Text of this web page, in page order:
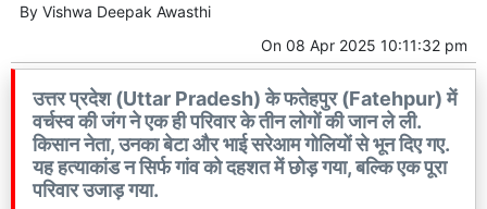
By Vishwa Deepak Awasthi
On 08 Apr 2025 10:11:32 pm
उत्तर प्रदेश (Uttar Pradesh) के फतेहपुर (Fatehpur) में
वर्चस्व की जंग ने एक ही परिवार के तीन लोगों की जान ले ली.
किसान नेता, उनका बेटा और भाई सरेआम गोलियों से भून दिए गए.
यह हत्याकांड न सिर्फ गांव को दहशत में छोड़ गया, बल्कि एक पूरा
परिवार उजाड़ गया.